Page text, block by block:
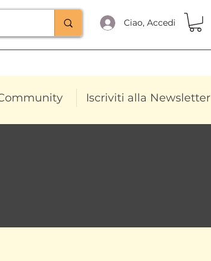
Ciao, Accedi
Iscriviti alla Newsletter